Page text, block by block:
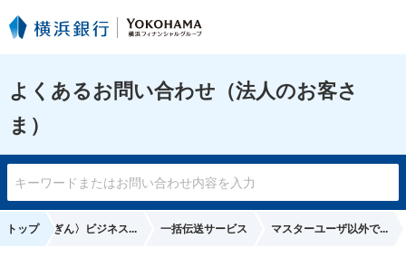
よくあるお問い合わせ（法人のお客さ
ま）
トップ
〈はまぎん〉ビジネス... 一括伝送サービス マスターユーザ以外で...